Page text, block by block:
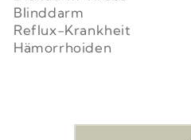
Blinddarm
Reflux-Krankheit
Hämorrhoiden